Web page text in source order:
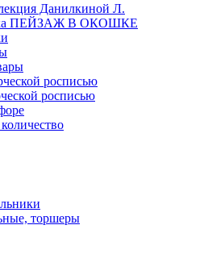
Данилкиной Л.
ПЕЙЗАЖ В ОКОШКЕ
росписью
росписью
торшеры